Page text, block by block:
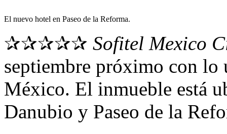
El nuevo hotel en Paseo de la Reforma.
✰✰✰✰✰ Sofitel Mexico
septiembre próximo con
México. El inmueble está
Danubio y Paseo de la